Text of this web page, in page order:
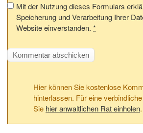
Mit der Nutzung dieses Formulars
Speicherung und Verarbeitung Ihrer
Website einverstanden. *
Hier können Sie kostenlose
hinterlassen. Für eine
Sie hier anwaltlichen Rat einholen.